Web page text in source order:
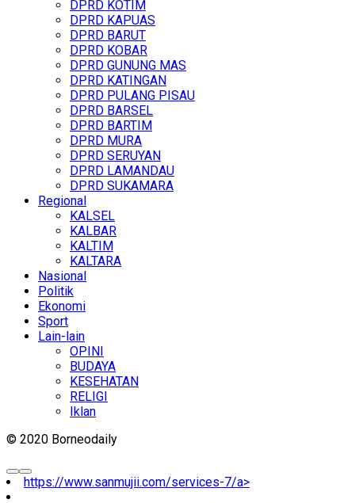
DPRD KOTIM
DPRD KAPUAS
DPRD BARUT
DPRD KOBAR
DPRD GUNUNG MAS
DPRD KATINGAN
DPRD PULANG PISAU
DPRD BARSEL
DPRD BARTIM
DPRD MURA
DPRD SERUYAN
DPRD LAMANDAU
DPRD SUKAMARA
Regional
KALSEL
KALBAR
KALTIM
KALTARA
Nasional
Politik
Ekonomi
Sport
Lain-lain
OPINI
BUDAYA
KESEHATAN
RELIGI
Iklan
© 2020 Borneodaily
https://www.sanmujii.com/services-7/a>